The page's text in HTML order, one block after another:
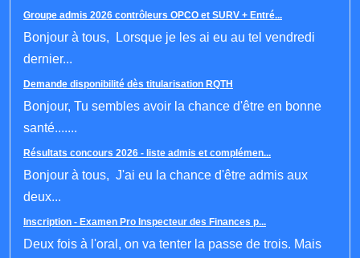
Groupe admis 2026 contrôleurs OPCO et SURV + Entré...
Bonjour à tous, Lorsque je les ai eu au tel vendredi
dernier...
Demande disponibilité dès titularisation RQTH
Bonjour, Tu sembles avoir la chance d'être en bonne
santé.......
Résultats concours 2026 - liste admis et complémen...
Bonjour à tous, J'ai eu la chance d'être admis aux
deux...
Inscription - Examen Pro Inspecteur des Finances p...
Deux fois à l'oral, on va tenter la passe de trois. Mais